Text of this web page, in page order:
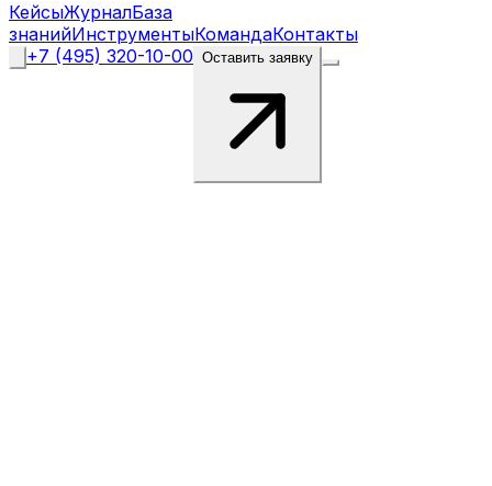
КейсыЖурналБаза
знанийИнструментыКомандаКонтакты
+7 (495) 320-10-00 Оставить заявку